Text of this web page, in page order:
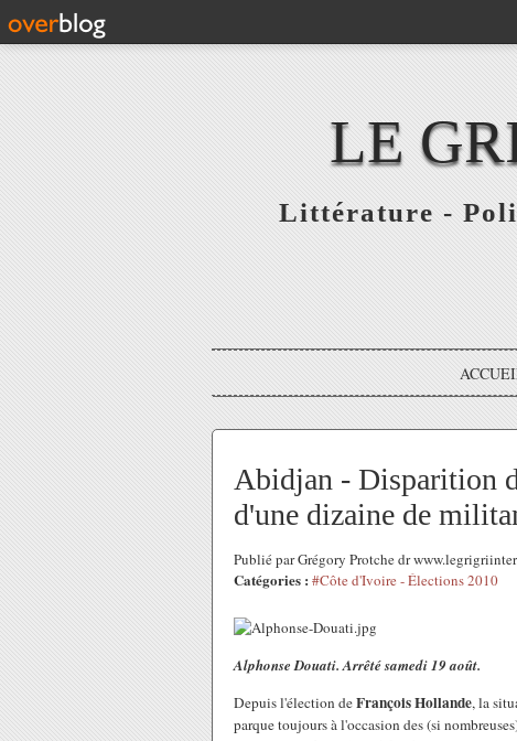
LE
Littérature -
Abidjan - Disparition
d'une dizaine de
Publié par Grégory Protche dr
Catégories : #Côte d'Ivoire - Élections 2010
Alphonse Douati. Arrêté samedi 19 août.
Depuis l'élection deFrançois Hollande, la
parque toujours à l'occasion des (si